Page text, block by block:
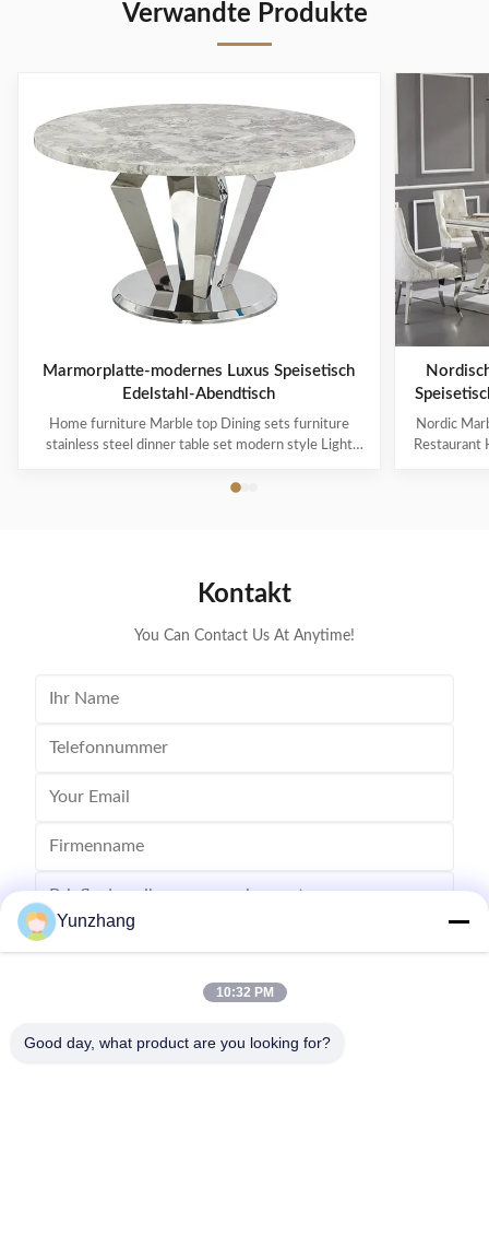
Verwandte Produkte
Marmorplatte-modernes Luxus Speisetisch
Edelstahl-Abendtisch
Home furniture Marble top Dining sets furniture
stainless steel dinner table set modern style Light
emphasizes the luxury experience in simpleness. It
Nordic
Restaurant
Kontakt
You Can Contact Us At Anytime!
Yunzhang
10:32 PM
Good day, what product are you looking for?